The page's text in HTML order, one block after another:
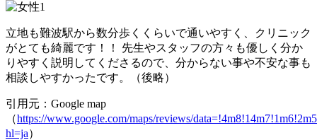
立地も難波駅から数分歩くくらいで通いやすく、クリニック
がとても綺麗です！！ 先生やスタッフの方々も優しく分か
りやすく説明してくださるので、分からない事や不安な事も
相談しやすかったです。（後略）
引用元：Google map
（https://www.google.com/maps/reviews/
hl=ja）